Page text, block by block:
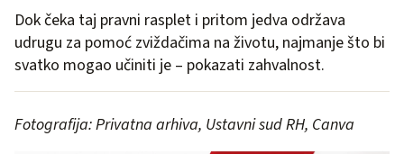
Dok čeka taj pravni rasplet i pritom jedva održava
udrugu za pomoć zviždačima na životu, najmanje što bi
svatko mogao učiniti je – pokazati zahvalnost.
Fotografija: Privatna arhiva, Ustavni sud RH, Canva